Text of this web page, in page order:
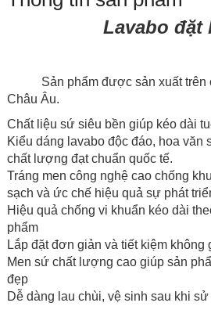
Lavabo đặt
Sản phẩm được sản xuất trên
Châu Âu.
Chất liệu sứ siêu bền giúp kéo dài
Kiểu dáng lavabo độc đáo, hoa văn
chất lượng đạt chuẩn quốc tế.
Tráng men công nghệ cao chống
sạch và ức chế hiệu quả sự phát
Hiệu quả chống vi khuẩn kéo dài
phẩm
Lắp đặt đơn giản và tiết kiệm không
Men sứ chất lượng cao giúp sản
đẹp
Dễ dàng lau chùi, vệ sinh sau khi sử